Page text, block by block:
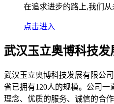
在追求进步的路上,我们从
点击进入
武汉玉立奥博科技发
武汉玉立奥博科技发展有限公
省已拥有120人的规模。公司
理念、优质的服务、诚信的合